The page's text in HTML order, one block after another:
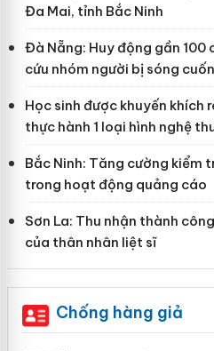
Đa Mai, tỉnh Bắc Ninh
Đà Nẵng: Huy động gần 100
cứu nhóm người bị sóng
Học sinh được khuyến khích
thực hành 1 loại hình nghệ
Bắc Ninh: Tăng cường kiểm
trong hoạt động quảng cáo
Sơn La: Thu nhận thành
của thân nhân liệt sĩ
Chống hàng giả